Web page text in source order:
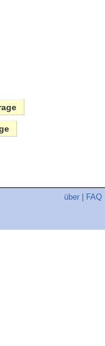
über FAQ